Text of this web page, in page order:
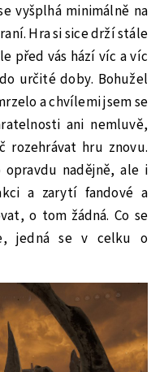
vyšplhá minimálně na
Hra si sice drží stále
před vás hází víc a víc
určité doby. Bohužel
a chvílemi jsem se
ani nemluvě,
rozehrávat hru znovu.
nadějně, ale i
a zarytí fandové a
o tom žádná. Co se
jedná se v celku o